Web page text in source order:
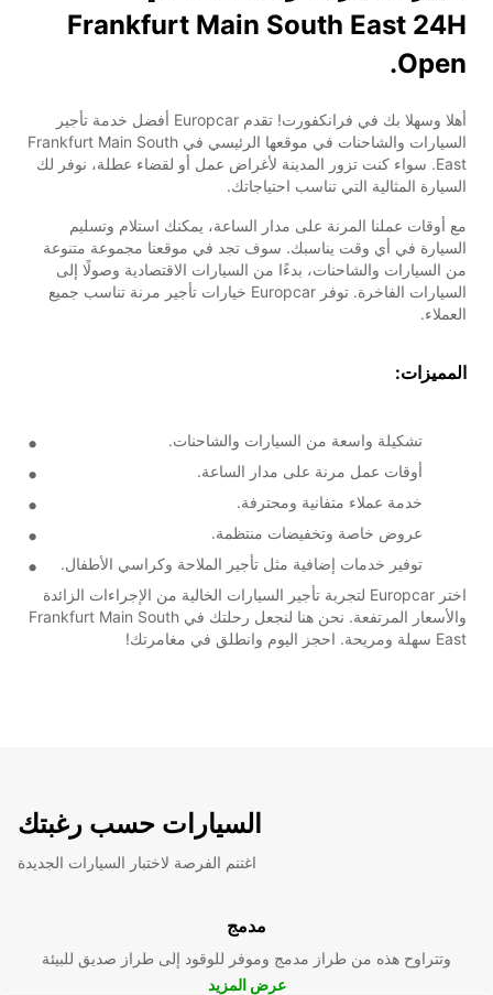
Frankfurt Main South East 24H
Open.
أهلا وسهلا بك في فرانكفورت! تقدم Europcar أفضل خدمة تأجير
السيارات والشاحنات في موقعها الرئيسي في Frankfurt Main South
East. سواء كنت تزور المدينة لأغراض عمل أو لقضاء عطلة، نوفر لك
السيارة المثالية التي تناسب احتياجاتك.
مع أوقات عملنا المرنة على مدار الساعة، يمكنك استلام وتسليم
السيارة في أي وقت يناسبك. سوف تجد في موقعنا مجموعة متنوعة
من السيارات والشاحنات، بدءًا من السيارات الاقتصادية وصولًا إلى
السيارات الفاخرة. توفر Europcar خيارات تأجير مرنة تناسب جميع
العملاء.
المميزات:
تشكيلة واسعة من السيارات والشاحنات.
أوقات عمل مرنة على مدار الساعة.
خدمة عملاء متفانية ومحترفة.
عروض خاصة وتخفيضات منتظمة.
توفير خدمات إضافية مثل تأجير الملاحة وكراسي الأطفال.
اختر Europcar لتجربة تأجير السيارات الخالية من الإجراءات الزائدة
والأسعار المرتفعة. نحن هنا لنجعل رحلتك في Frankfurt Main South
East سهلة ومريحة. احجز اليوم وانطلق في مغامرتك!
السيارات حسب رغبتك
اغتنم الفرصة لاختبار السيارات الجديدة
مدمج
وتتراوح هذه من طراز مدمج وموفر للوقود إلى طراز صديق للبيئة
عرض المزيد